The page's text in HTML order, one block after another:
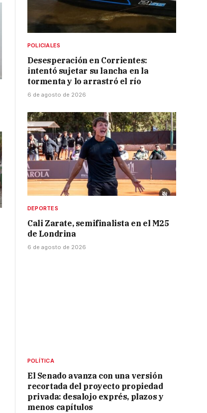
POLICIALES
Desesperación en Corrientes:
intentó sujetar su lancha en la
tormenta y lo arrastró el río
6 de agosto de 2026
DEPORTES
Cali Zarate, semifinalista en el M25
de Londrina
6 de agosto de 2026
POLÍTICA
El Senado avanza con una versión
recortada del proyecto propiedad
privada: desalojo exprés, plazos y
menos capítulos